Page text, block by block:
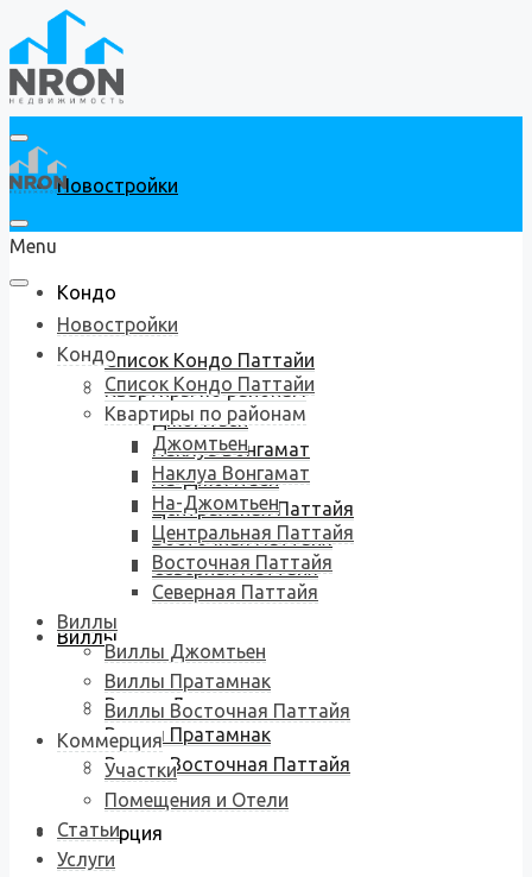
Новостройки
Кондо
Список Кондо Паттайи
Квартиры по районам
Джомтьен
Наклуа Вонгамат
На-Джомтьен
Центральная Паттайя
Восточная Паттайя
Северная Паттайя
Виллы
Виллы Джомтьен
Виллы Пратамнак
Виллы Восточная Паттайя
Коммерция
Menu
Новостройки
Кондо
Список Кондо Паттайи
Квартиры по районам
Джомтьен
Наклуа Вонгамат
На-Джомтьен
Центральная Паттайя
Восточная Паттайя
Северная Паттайя
Виллы
Виллы Джомтьен
Виллы Пратамнак
Виллы Восточная Паттайя
Коммерция
Участки
Помещения и Отели
Статьи
Услуги